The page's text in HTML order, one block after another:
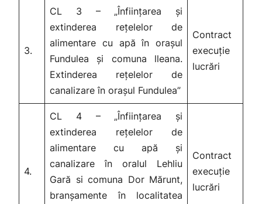
3.
CL 3 – „Înființarea și
extinderea rețelelor de
alimentare cu apă în orașul
Fundulea și comuna lleana.
Extinderea rețelelor de
canalizare în orașul Fundulea”
Contract
execuție
lucrări
4.
CL 4 – „Înființarea și
extinderea rețelelor de
alimentare cu apă și
canalizare în oralul Lehliu
Gară si comuna Dor Mărunt,
branșamente în localitatea
Contract
execuție
lucrări